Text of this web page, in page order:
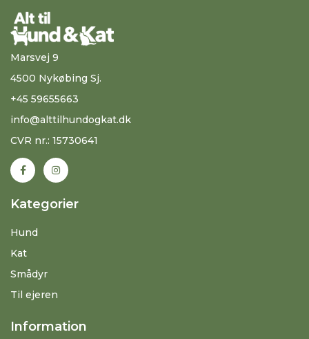
Marsvej 9
4500 Nykøbing Sj.
+45 59655663
info@alttilhundogkat.dk
CVR nr.: 15730641
Kategorier
Hund
Kat
Smådyr
Til ejeren
Information